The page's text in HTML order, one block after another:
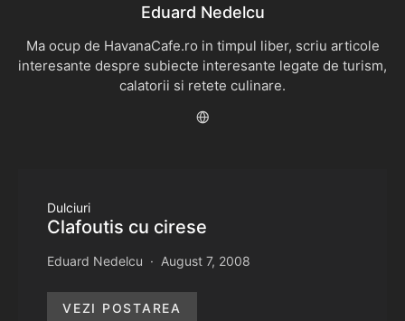
Eduard Nedelcu
Ma ocup de HavanaCafe.ro in timpul liber, scriu articole
interesante despre subiecte interesante legate de turism,
calatorii si retete culinare.
Dulciuri
Clafoutis cu cirese
Eduard Nedelcu August 7, 2008
VEZI POSTAREA